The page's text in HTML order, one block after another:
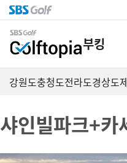
부킹
강원도충청도전라도경상도
샤인빌파크+